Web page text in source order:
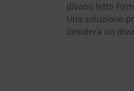
divano letto
Una soluzione
desidera un